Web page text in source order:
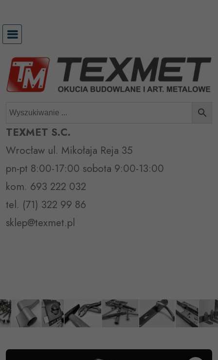
treści
TEXMET S.C.
Wrocław ul. Mikołaja Reja 35
pn-pt 8:00-17:00 sobota 9:00-13:00
kom. 693 222 032
tel. (71) 322 99 86
sklep@texmet.pl